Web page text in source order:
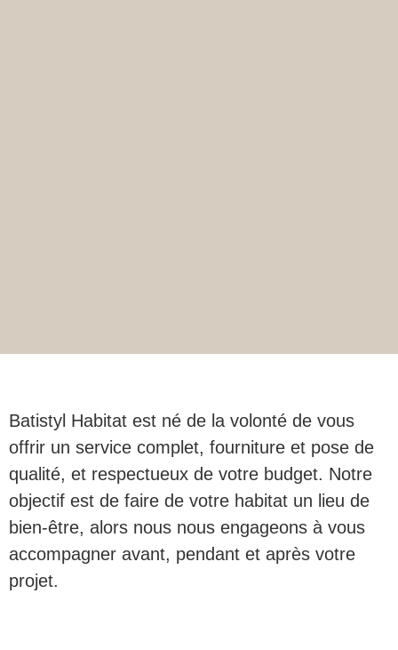
Batistyl Habitat est né de la volonté de vous
offrir un service complet, fourniture et pose de
qualité, et respectueux de votre budget. Notre
objectif est de faire de votre habitat un lieu de
bien-être, alors nous nous engageons à vous
accompagner avant, pendant et après votre
projet.